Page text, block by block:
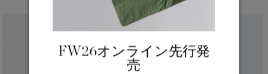
FW26オンライン先行発
売